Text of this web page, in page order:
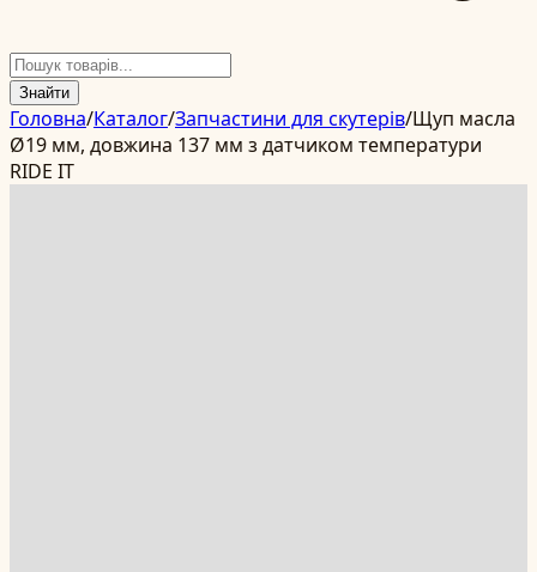
Знайти
Головна/Каталог/Запчастини для скутерів/Щуп масла
Ø19 мм, довжина 137 мм з датчиком температури
RIDE IT